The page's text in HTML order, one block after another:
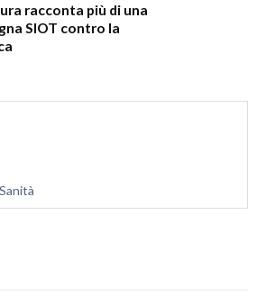
racconta più di una
SIOT contro la